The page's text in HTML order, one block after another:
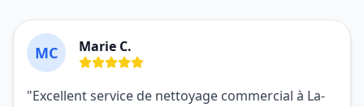
MC Marie C.
"Excellent service de nettoyage commercial à La-